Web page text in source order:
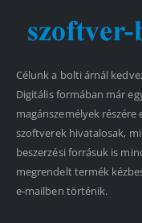
Célunk a bolti árnál
Digitális formában már
magánszemélyek
szoftverek hivatalosak,
beszerzési forrásuk is
megrendelt termék
e-mailben történik.